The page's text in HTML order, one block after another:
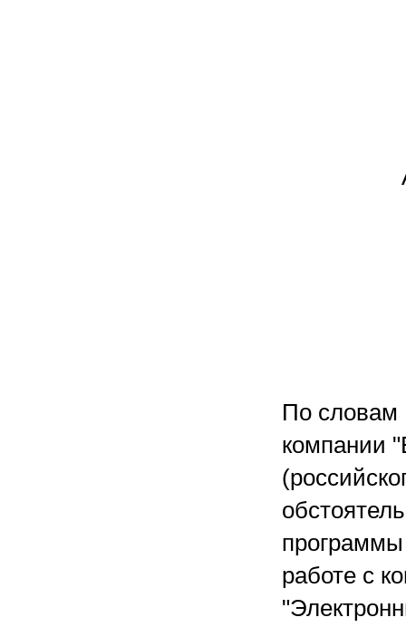
По словам
компании
работе с